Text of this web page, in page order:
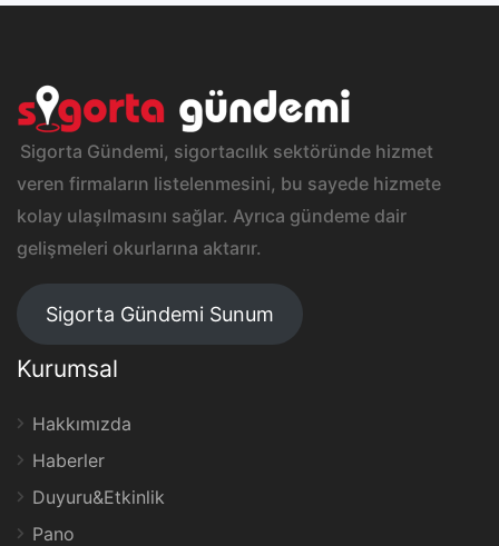
Sigorta Gündemi, sigortacılık sektöründe hizmet
veren firmaların listelenmesini, bu sayede hizmete
kolay ulaşılmasını sağlar. Ayrıca gündeme dair
gelişmeleri okurlarına aktarır.
Sigorta Gündemi Sunum
Kurumsal
Hakkımızda
Haberler
Duyuru&Etkinlik
Pano